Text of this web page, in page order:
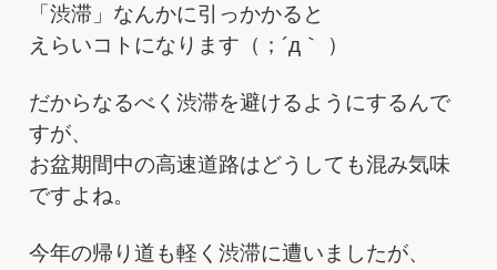
「渋滞」なんかに引っかかると
えらいコトになります（；´д｀ ）
だからなるべく渋滞を避けるようにするんで
すが、
お盆期間中の高速道路はどうしても混み気味
ですよね。
今年の帰り道も軽く渋滞に遭いましたが、